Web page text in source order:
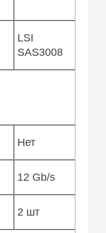
LSI
SAS3008
Нет
12 Gb/s
2 шт